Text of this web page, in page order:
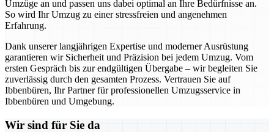
Umzüge an und passen uns dabei optimal an Ihre Bedürfnisse an.
So wird Ihr Umzug zu einer stressfreien und angenehmen
Erfahrung.
Dank unserer langjährigen Expertise und moderner Ausrüstung
garantieren wir Sicherheit und Präzision bei jedem Umzug. Vom
ersten Gespräch bis zur endgültigen Übergabe – wir begleiten Sie
zuverlässig durch den gesamten Prozess. Vertrauen Sie auf
Ibbenbüren, Ihr Partner für professionellen Umzugsservice in
Ibbenbüren und Umgebung.
Wir sind für Sie da